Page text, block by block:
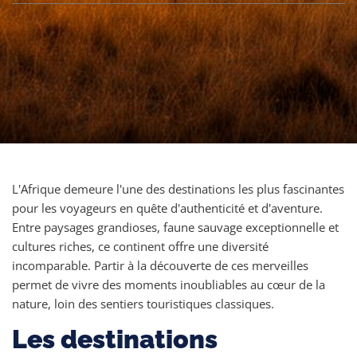
L'Afrique demeure l'une des destinations les plus fascinantes
pour les voyageurs en quête d'authenticité et d'aventure.
Entre paysages grandioses, faune sauvage exceptionnelle et
cultures riches, ce continent offre une diversité
incomparable. Partir à la découverte de ces merveilles
permet de vivre des moments inoubliables au cœur de la
nature, loin des sentiers touristiques classiques.
Les destinations